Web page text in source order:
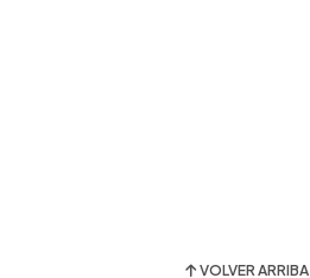
VOLVER ARRIBA